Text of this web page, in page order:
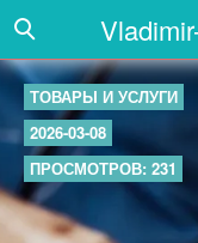
ТОВАРЫ И УСЛУГИ
2026-03-08
ПРОСМОТРОВ: 231